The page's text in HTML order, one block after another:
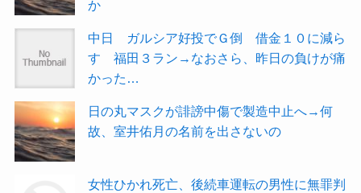
か
中日 ガルシア好投でＧ倒 借金１０に減ら
す 福田３ラン→なおさら、昨日の負けが痛
かった…
日の丸マスクが誹謗中傷で製造中止へ→何
故、室井佑月の名前を出さないの
女性ひかれ死亡、後続車運転の男性に無罪判